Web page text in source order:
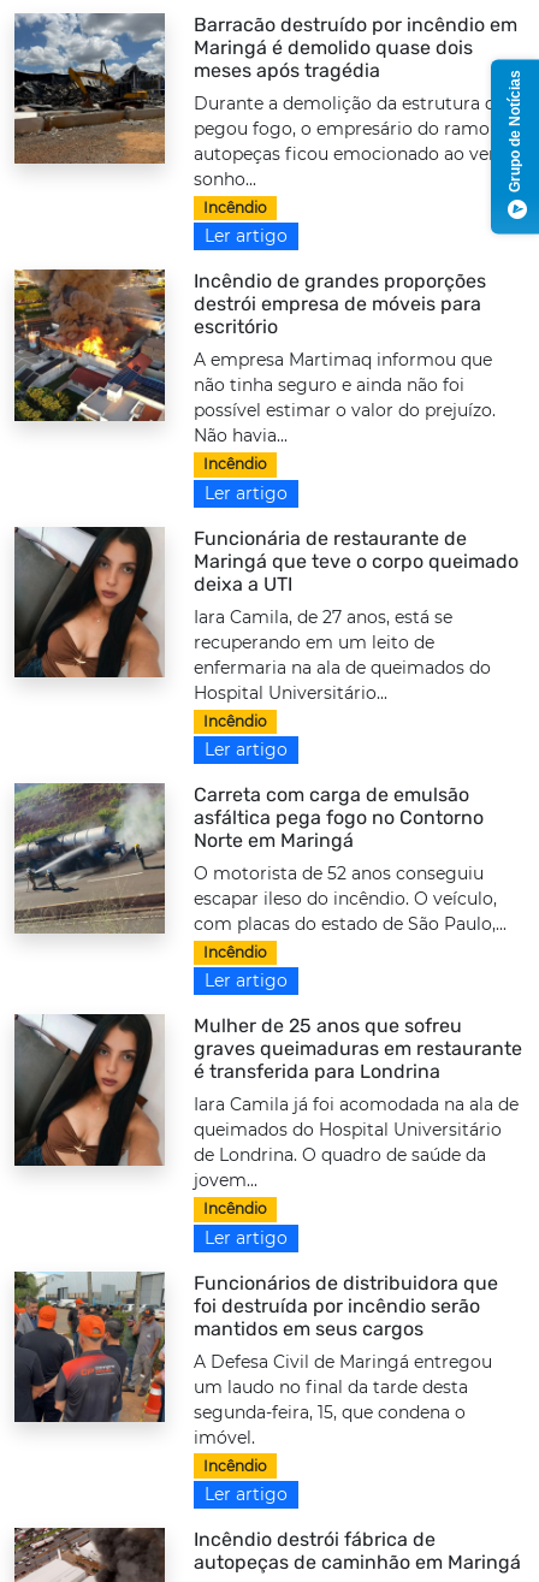
Barracão destruído por incêndio em
Maringá é demolido quase dois
meses após tragédia
Durante a demolição da estrutura que
pegou fogo, o empresário do ramo de
autopeças ficou emocionado ao ver o
sonho...
Incêndio
Ler artigo
Incêndio de grandes proporções
destrói empresa de móveis para
escritório
A empresa Martimaq informou que
não tinha seguro e ainda não foi
possível estimar o valor do prejuízo.
Não havia...
Incêndio
Ler artigo
Funcionária de restaurante de
Maringá que teve o corpo queimado
deixa a UTI
Iara Camila, de 27 anos, está se
recuperando em um leito de
enfermaria na ala de queimados do
Hospital Universitário...
Incêndio
Ler artigo
Carreta com carga de emulsão
asfáltica pega fogo no Contorno
Norte em Maringá
O motorista de 52 anos conseguiu
escapar ileso do incêndio. O veículo,
com placas do estado de São Paulo,...
Incêndio
Ler artigo
Mulher de 25 anos que sofreu
graves queimaduras em restaurante
é transferida para Londrina
Iara Camila já foi acomodada na ala de
queimados do Hospital Universitário
de Londrina. O quadro de saúde da
jovem...
Incêndio
Ler artigo
Funcionários de distribuidora que
foi destruída por incêndio serão
mantidos em seus cargos
A Defesa Civil de Maringá entregou
um laudo no final da tarde desta
segunda-feira, 15, que condena o
imóvel.
Incêndio
Ler artigo
Incêndio destrói fábrica de
autopeças de caminhão em Maringá
Grupo de Notícias